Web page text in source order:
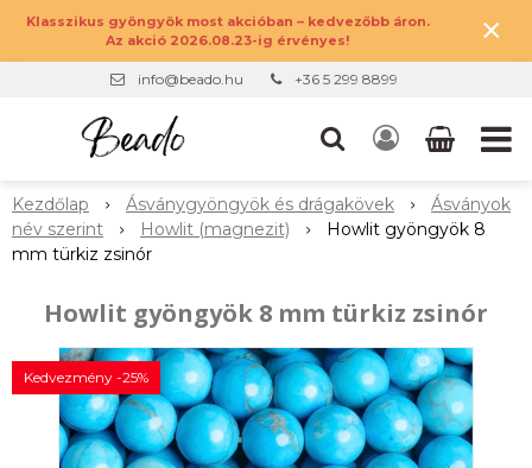
Klasszikus gyöngyök most akcióban – kedvezőbb áron.
Az akció 2026.08.23-ig érvényes!
×
info@beado.hu +36 5 299 8899
Kezdőlap Ásványgyöngyök és drágakövek
Ásványok
név szerint
Howlit (magnezit)
Howlit gyöngyök 8
mm türkiz zsinór
Howlit gyöngyök 8 mm türkiz zsinór
Kedvezmény -25%